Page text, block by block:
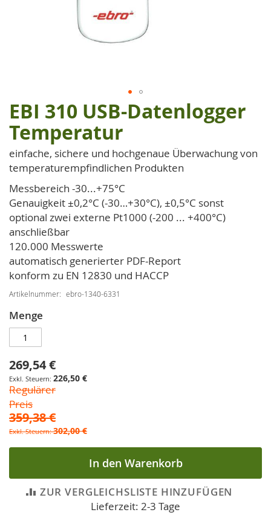
Zum
Anfang
der
Bildgalerie
springen
EBI 310 USB-Datenlogger
Temperatur
einfache, sichere und hochgenaue Überwachung von
temperaturempfindlichen Produkten
Messbereich -30...+75°C
Genauigkeit ±0,2°C (-30…+30°C), ±0,5°C sonst
optional zwei externe Pt1000 (-200 ... +400°C)
anschließbar
120.000 Messwerte
automatisch generierter PDF-Report
konform zu EN 12830 und HACCP
Artikelnummer ebro-1340-6331
Menge
Sonderpreis
269,54 €
226,50 €
Regulärer
Preis
359,38 €
302,00 €
In den Warenkorb
ZUR VERGLEICHSLISTE HINZUFÜGEN
Lieferzeit: 2-3 Tage